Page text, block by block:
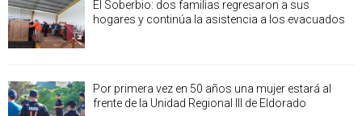
El Soberbio: dos familias regresaron a sus
hogares y continúa la asistencia a los evacuados
Por primera vez en 50 años una mujer estará al
frente de la Unidad Regional III de Eldorado